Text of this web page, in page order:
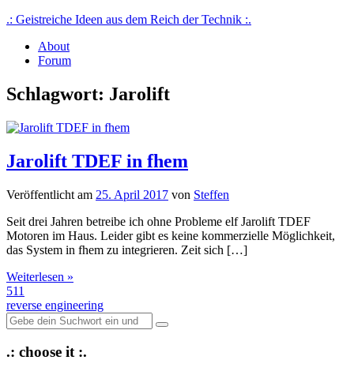
Skip
content
.: Geistreiche Ideen aus dem Reich der Technik :.
Von Nerds für Nerds, Technikprojekte mit Schwerpunkt iot, smart
About
Forum
Schlagwort: Jarolift
Jarolift TDEF in fhem
Veröffentlicht am 25. April 2017 von Steffen
Seit drei Jahren betreibe ich ohne Probleme elf Jarolift TDEF
Motoren im Haus. Leider gibt es keine kommerzielle Möglichkeit,
das System in fhem zu integrieren. Zeit sich […]
Weiterlesen »
511
reverse engineering
Suche
nach:
.: choose it :.